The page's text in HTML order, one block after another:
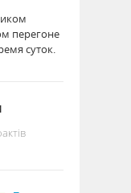
перегоне
суток.